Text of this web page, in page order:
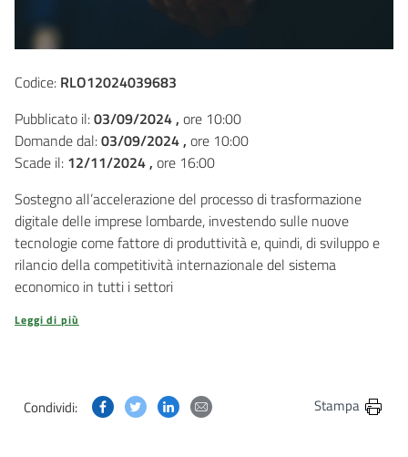
Codice: RLO12024039683
Pubblicato il:03/09/2024 , ore 10:00
Domande dal:03/09/2024 , ore 10:00
Scade il: 12/11/2024 , ore 16:00
Sostegno all’accelerazione del processo di trasformazione
digitale delle imprese lombarde, investendo sulle nuove
tecnologie come fattore di produttività e, quindi, di sviluppo e
rilancio della competitività internazionale del sistema
economico in tutti i settori
Leggi di più
Condividi: Condividi questa pagina su Facebook
Condividi questa pagina su Twitter
Condividi questa pagina su Linkedin
Condividi questa pagina via
Stampa